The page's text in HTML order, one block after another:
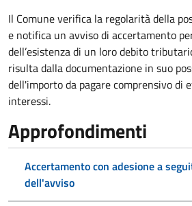
Il Comune verifica la regolarità della
e notifica un avviso di accertamento
dell’esistenza di un loro debito
risulta dalla documentazione in suo
dell'importo da pagare comprensivo di
interessi.
Approfondimenti
Accertamento con adesione a
dell'avviso